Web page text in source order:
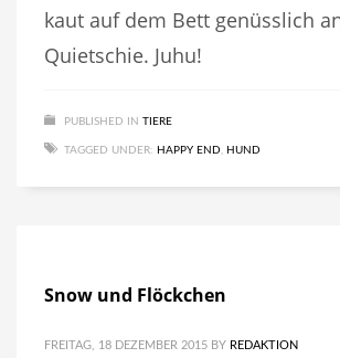
kaut auf dem Bett genüsslich
Quietschie. Juhu!
PUBLISHED IN TIERE
TAGGED UNDER: HAPPY END, HUND
Snow und Flöckchen
FREITAG, 18 DEZEMBER 2015 BY REDAKTION